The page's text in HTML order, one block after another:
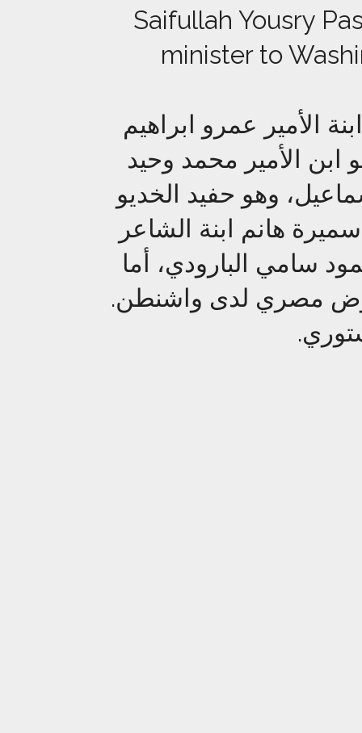
Saifullah Yousry
minister to
نعمة الله ابراهيم (١٩٢٣ - ٢٠٠٨)، ابنة الأمير عمرو ابراهيم
ابن الأمير محمد وحيد
وهو حفيد الخديو
هانم ابنة الشاعر
سامي البارودي، أما
مصري لدى واشنطن.